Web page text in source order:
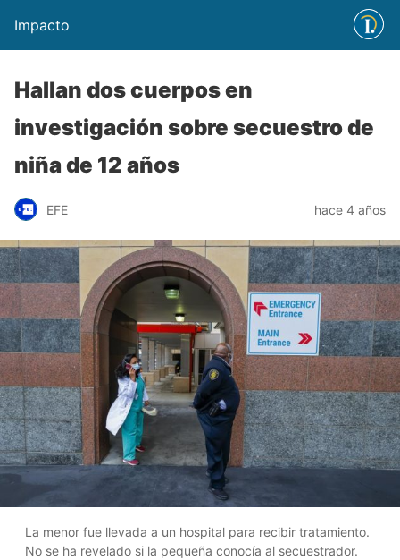
Impacto
Hallan dos cuerpos en
investigación sobre secuestro de
niña de 12 años
EFE hace 4 años
La menor fue llevada a un hospital para recibir tratamiento.
No se ha revelado si la pequeña conocía al secuestrador.